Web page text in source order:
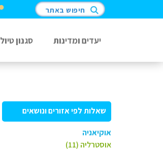
חיפוש באתר
יעדים ומדינות סגנון טיול
שאלות לפי אזורים ונושאים
אוקיאניה
אוסטרליה (11)